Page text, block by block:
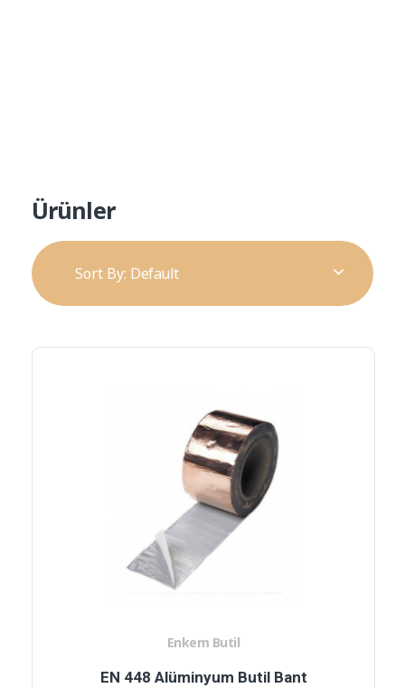
Ürünler
Sort By: Default
EN 448 Alüminyum Butil Bant
Enkem Butil